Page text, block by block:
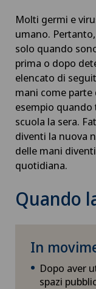
Molti germi e
umano.
solo quando
prima o dopo
elencato di
mani come
esempio quando
scuola la sera.
diventi la nuova
delle mani
quotidiana.
Quando
In
Dopo aver
spazi